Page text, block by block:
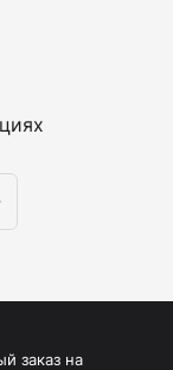
заказ на